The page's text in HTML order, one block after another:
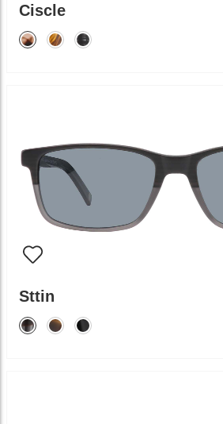
Ciscle
Sttin